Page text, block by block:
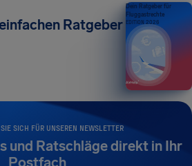
SICH FÜR UNSEREN NEWSLETTER
und Ratschläge direkt in Ihr
Postfach
Ratgeber
Dein Ratgeber für
Fluggastrechte
EDITION 2026